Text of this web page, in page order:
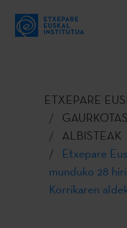
ETXEPARE
ALBISTEAK
Etxepare
munduko 28
Korrikaren